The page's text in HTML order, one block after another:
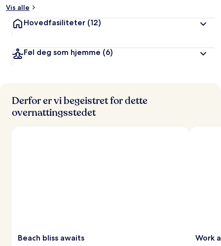
Vis alle
Hovedfasiliteter (12)
Føl deg som hjemme (6)
Derfor er vi begeistret for dette
overnattingsstedet
Beach bliss awaits Work